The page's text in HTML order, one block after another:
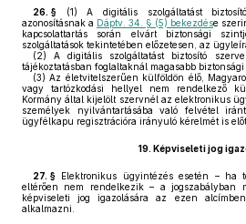
26. § (1) A digitális szolgáltatást
azonosításnak a Dáptv. 34. § (5) bekezdése
kapcsolattartás során elvárt biztonsági
szolgáltatások tekintetében előzetesen, az
(2) A digitális szolgáltatást biztosító
tájékoztatásban foglaltaknál magasabb
(3) Az életvitelszerűen külföldön élő,
vagy tartózkodási hellyel nem rendelkező
Kormány által kijelölt szervnél az elektronikus
személyek nyilvántartásába való felvétel
ügyfélkapu regisztrációra irányuló kérelmét is
19. Képviseleti jog
27. § Elektronikus ügyintézés esetén – ha
eltérően nem rendelkezik – a jogszabályban
képviseleti jog igazolására az ezen
alkalmazni.